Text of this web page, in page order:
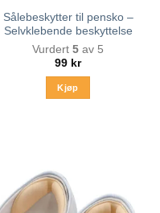
Sålebeskytter til pensko –
Selvklebende beskyttelse
Vurdert 5 av 5
99 kr
Kjøp